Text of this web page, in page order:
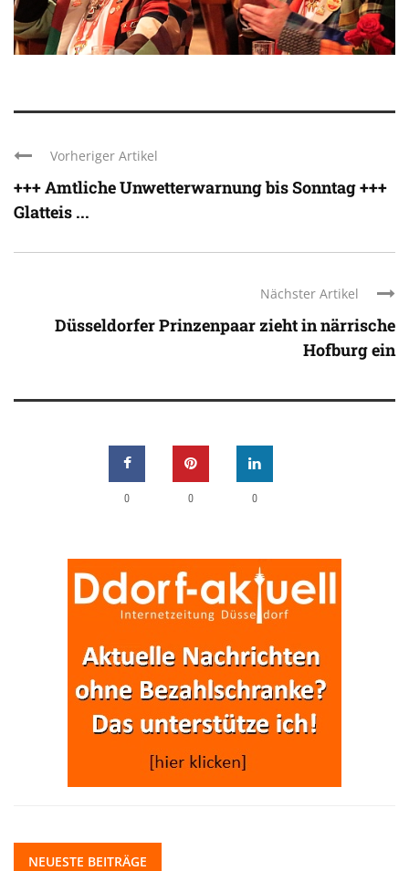
Vorheriger Artikel
+++ Amtliche Unwetterwarnung bis Sonntag +++
Glatteis ...
Nächster Artikel
Düsseldorfer Prinzenpaar zieht in närrische
Hofburg ein
0 0 0
NEUESTE BEITRÄGE